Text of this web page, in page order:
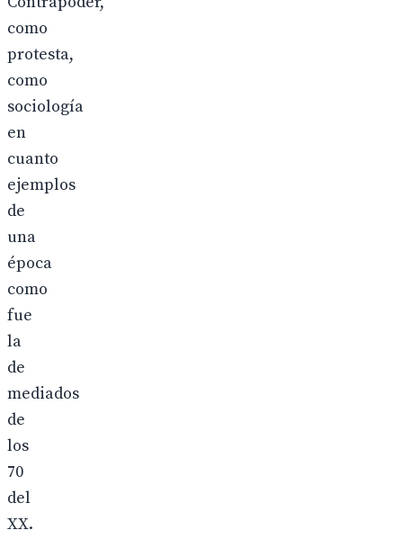
como
protesta,
como
sociología
en
cuanto
ejemplos
de
una
época
como
fue
la
de
mediados
de
los
70
del
XX.